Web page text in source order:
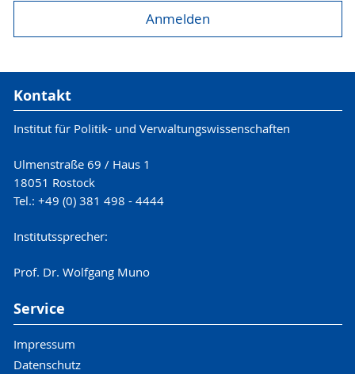
Kontakt
Institut für Politik- und Verwaltungswissenschaften
Ulmenstraße 69 / Haus 1
18051 Rostock
Tel.: +49 (0) 381 498 - 4444
Institutssprecher:
Prof. Dr. Wolfgang Muno
Service
Impressum
Datenschutz